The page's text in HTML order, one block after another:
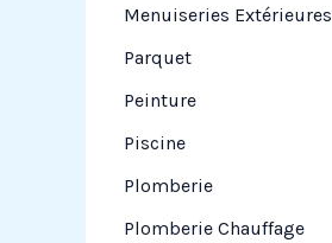
Menuiseries Extérieures
Parquet
Peinture
Piscine
Plomberie
Plomberie Chauffage